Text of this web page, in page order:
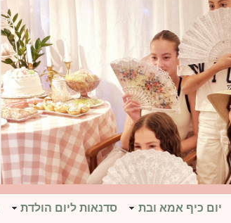
יום כיף אמא ובת סדנאות ליום הולדת